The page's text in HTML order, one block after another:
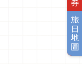
旅日地圖